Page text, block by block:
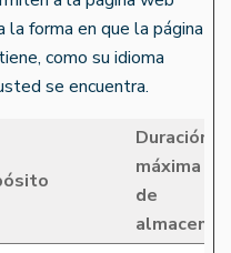
la forma en que la página
como su idioma
se encuentra.
Duración
máxima
de